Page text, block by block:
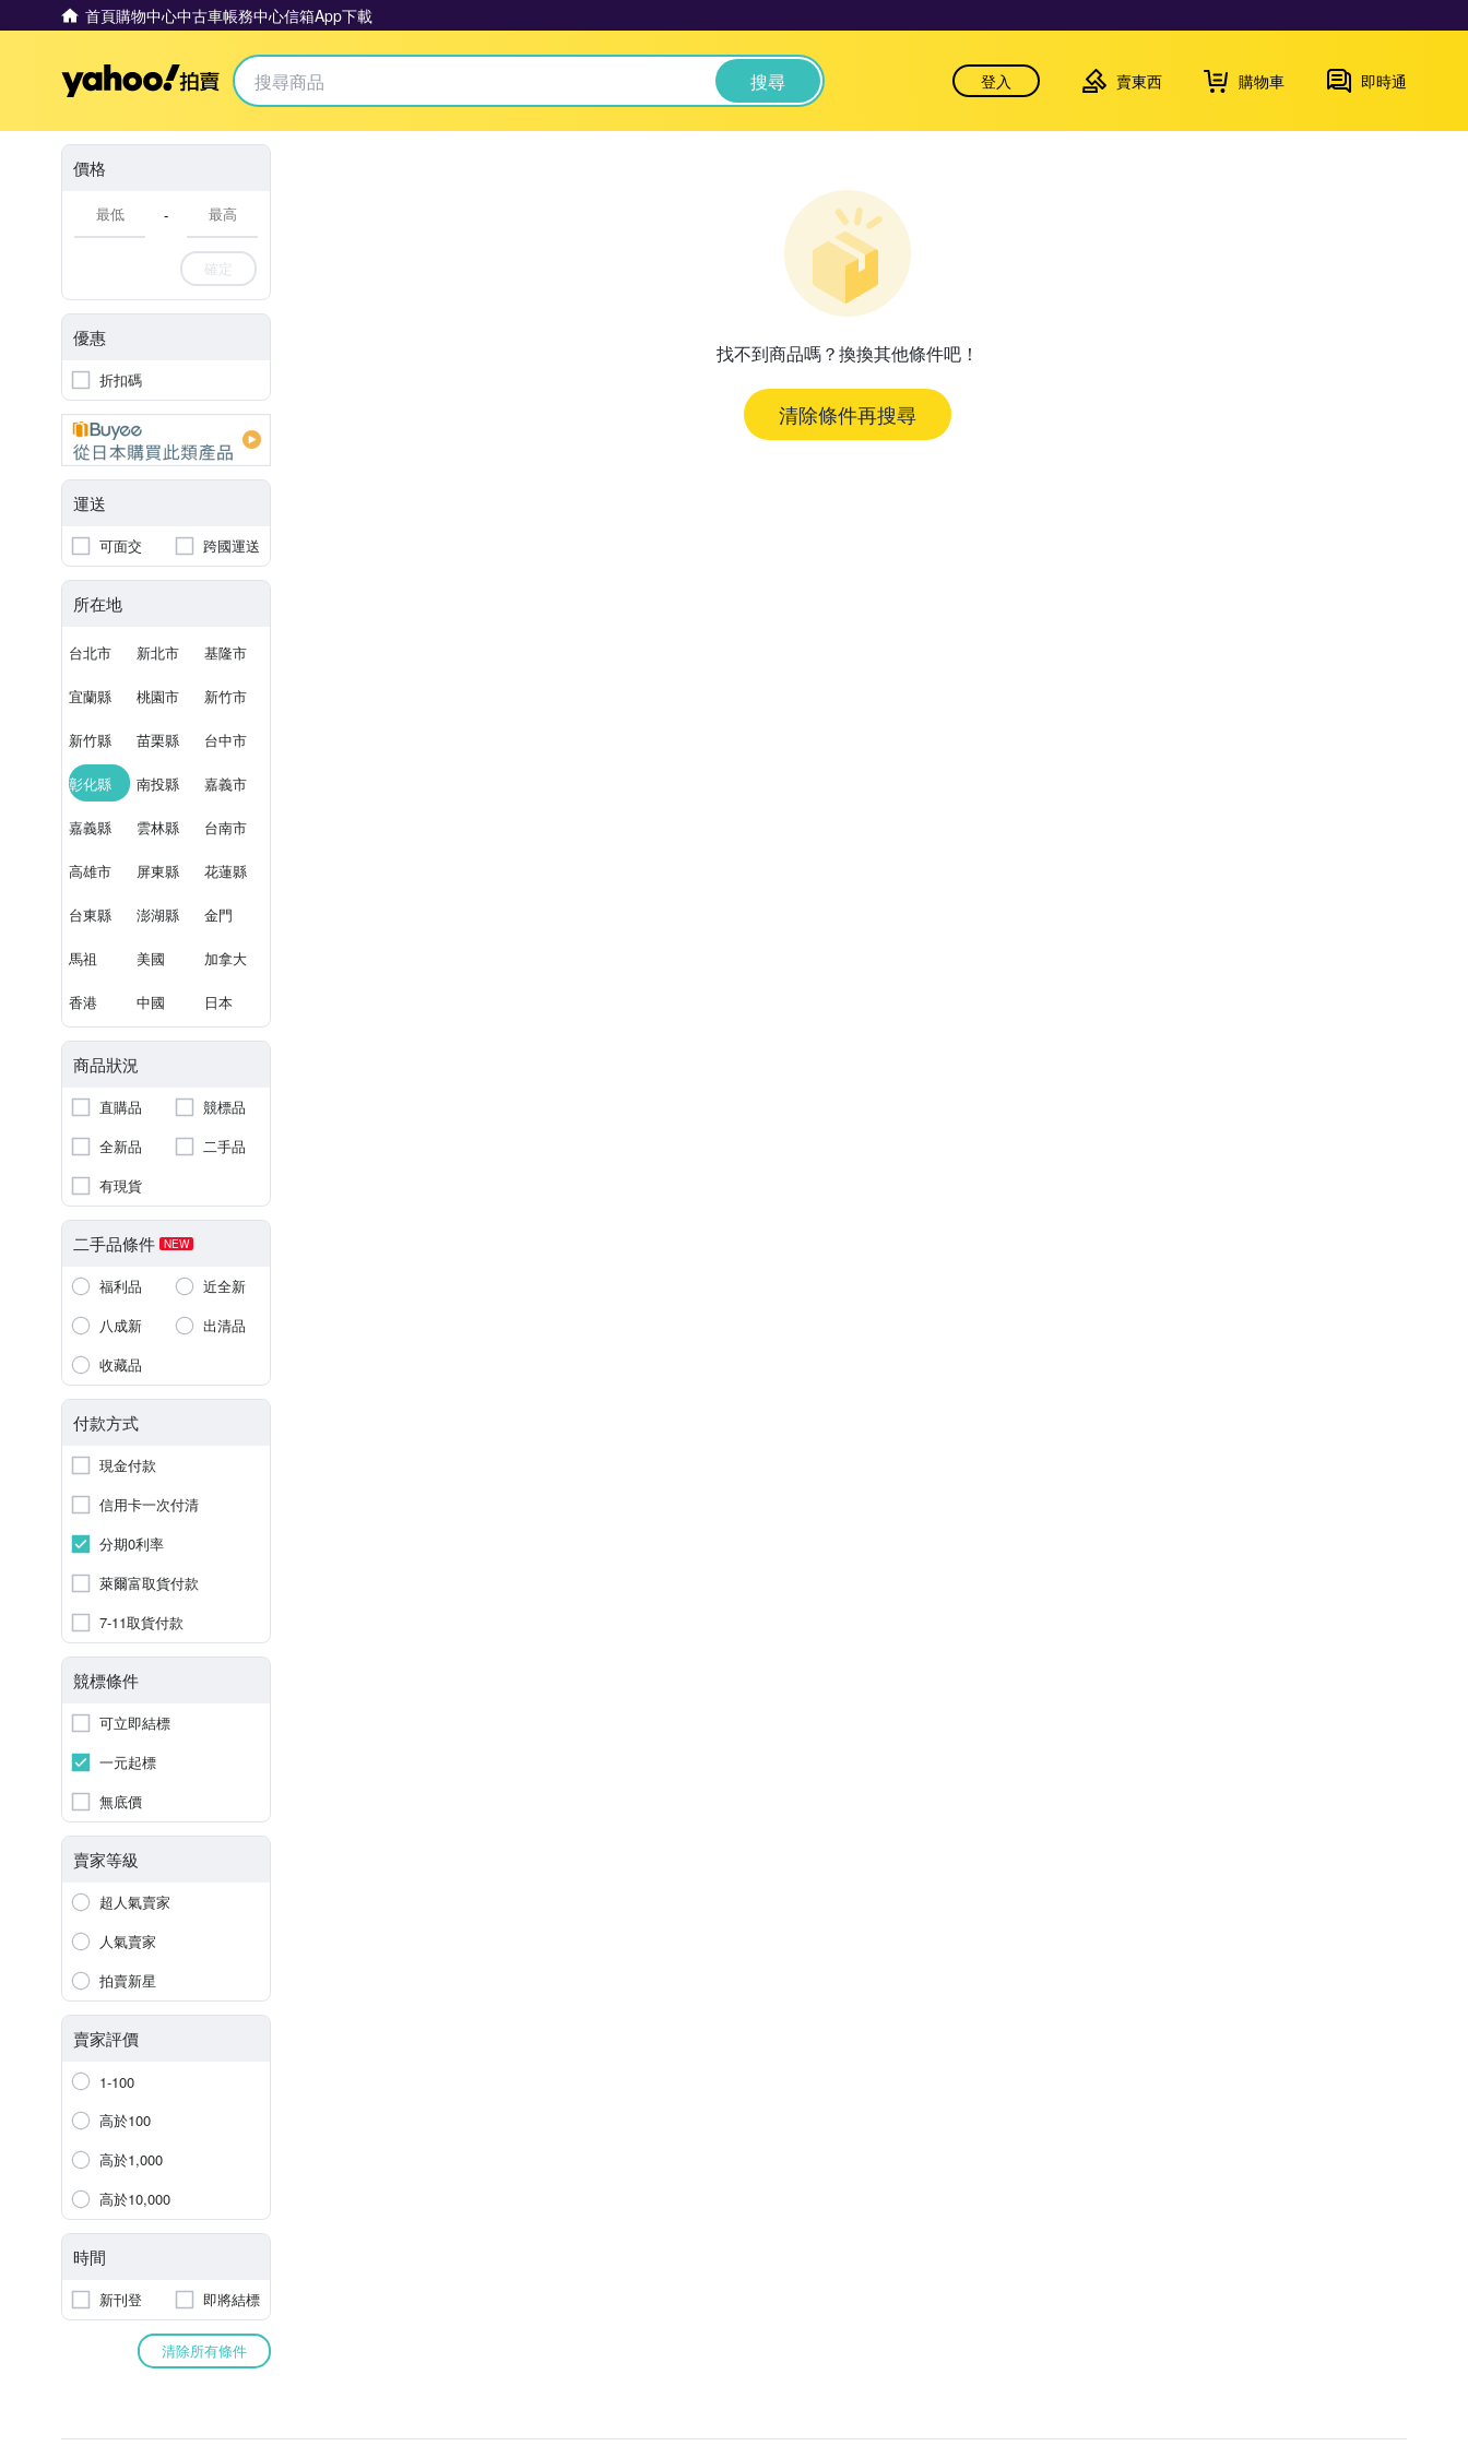
首頁購物中心中古車帳務中心信箱App下載
Yahoo拍賣 搜尋 登入 賣東西 購物車 即時通
價格
-
確定
優惠
折扣碼
運送
可面交 跨國運送
所在地
台北市 新北市 基隆市
宜蘭縣 桃園市 新竹市
新竹縣 苗栗縣 台中市
彰化縣 南投縣 嘉義市
嘉義縣 雲林縣 台南市
高雄市 屏東縣 花蓮縣
台東縣 澎湖縣 金門
馬祖 美國 加拿大
香港 中國 日本
商品狀況
直購品
競標品
全新品
二手品
有現貨
二手品條件 NEW
福利品
近全新
八成新
出清品
收藏品
付款方式
現金付款
信用卡一次付清
分期0利率
萊爾富取貨付款
7-11取貨付款
競標條件
可立即結標
一元起標
無底價
賣家等級
超人氣賣家
人氣賣家
拍賣新星
賣家評價
1-100
高於100
高於1,000
高於10,000
時間
新刊登 即將結標
清除所有條件
找不到商品嗎？換換其他條件吧！
清除條件再搜尋